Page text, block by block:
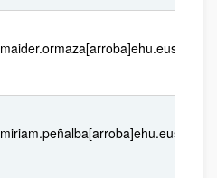
maider.ormaza[arroba]ehu.eus
miriam.peñalba[arroba]ehu.eus